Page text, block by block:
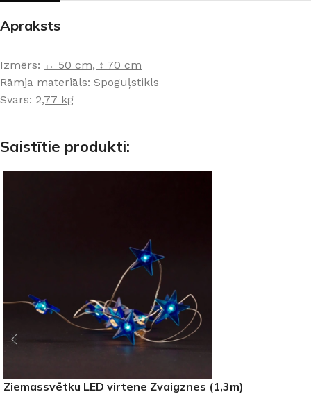
Apraksts
Izmērs: ↔ 50 cm, ↕ 70 cm
Rāmja materiāls: Spoguļstikls
Svars: 2,77 kg
Saistītie produkti:
Ziemassvētku LED virtene Zvaigznes (1,3m)